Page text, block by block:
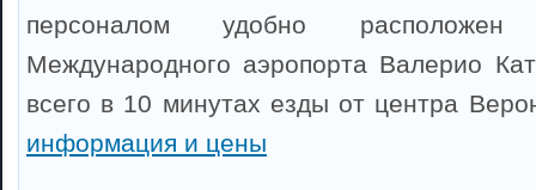
персоналом удобно
Международного аэропорта Валерио
всего в 10 минутах езды от центра
информация и цены